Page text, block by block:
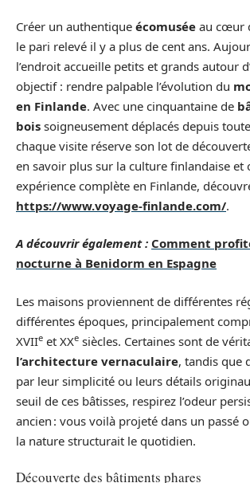
Créer un authentique écomusée au cœur
le pari relevé il y a plus de cent ans.
l’endroit accueille petits et grands autour
objectif : rendre palpable l’évolution du
en Finlande. Avec une cinquantaine de
bois soigneusement déplacés depuis
chaque visite réserve son lot de
en savoir plus sur la culture finlandaise et
expérience complète en Finlande,
https://www.voyage-finlande.com/.
A découvrir également : Comment
nocturne à Benidorm en Espagne
Les maisons proviennent de différentes
différentes époques, principalement
XVIIe et XXe siècles. Certaines sont de
l’architecture vernaculaire, tandis que
par leur simplicité ou leurs détails
seuil de ces bâtisses, respirez l’odeur
ancien : vous voilà projeté dans un passé
la nature structurait le quotidien.
Découverte des bâtiments phares